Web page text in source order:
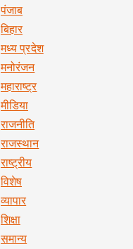
पंजाब
बिहार
मध्य प्रदेश
मनोरंजन
महाराष्ट्र
मीडिया
राजनीति
राजस्थान
राष्ट्रीय
विशेष
व्यापार
शिक्षा
समान्य